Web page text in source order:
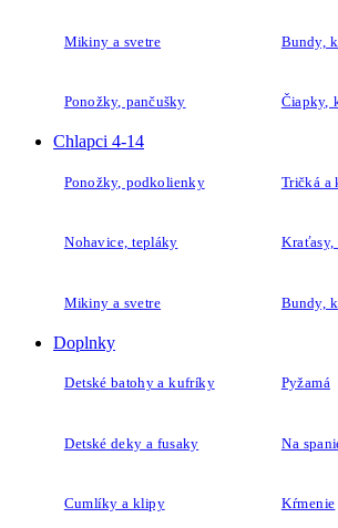
Mikiny a svetre Bundy,
Ponožky, pančušky Čiapky,
Chlapci 4-14
Ponožky, podkolienky Tričká a
Nohavice, tepláky Kraťasy,
Mikiny a svetre Bundy,
Doplnky
Detské batohy a kufríky Pyžamá
Detské deky a fusaky Na
Cumlíky a klipy Kŕmenie